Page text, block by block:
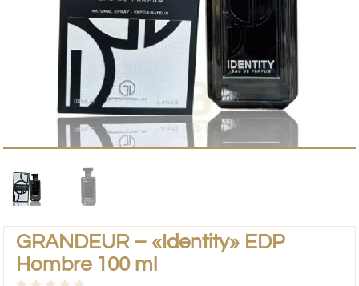
GRANDEUR – «Identity» EDP
Hombre 100 ml